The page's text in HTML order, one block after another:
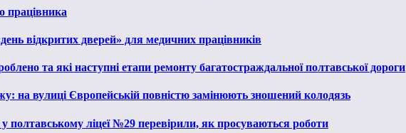
працівника
відкритих дверей» для медичних працівників
та які наступні етапи ремонту багатостраждальної полтавської дороги
на вулиці Європейській повністю замінюють зношений колодязь
полтавському ліцеї №29 перевірили, як просуваються роботи